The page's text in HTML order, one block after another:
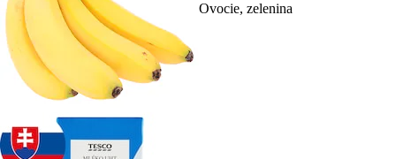
Ovocie, zelenina